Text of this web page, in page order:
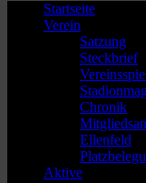
Startseite
Verein
Satzung
Steckbrief
Chronik
Ellenfeld
Aktive